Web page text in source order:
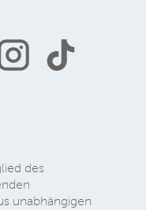
des
unabhängigen